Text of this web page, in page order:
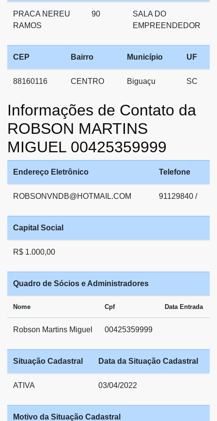
PRACA NEREU
RAMOS
90
SALA DO
EMPREENDEDOR
CEP Bairro Município UF
88160116 CENTRO Biguaçu SC
Informações de Contato da
ROBSON MARTINS
MIGUEL 00425359999
Endereço Eletrônico Telefone
ROBSONVNDB@HOTMAIL.COM 91129840 /
Capital Social
R$ 1.000,00
Quadro de Sócios e Administradores
Nome Cpf Data Entrada
Robson Martins Miguel 00425359999
Situação Cadastral Data da Situação Cadastral
ATIVA 03/04/2022
Motivo da Situação Cadastral